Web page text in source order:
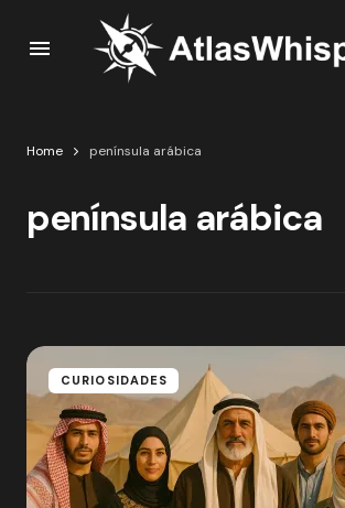
Home península arábica
península arábica
CURIOSIDADES